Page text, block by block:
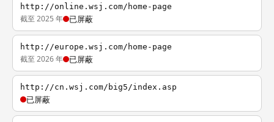
http://online.wsj.com/home-page
截至 2025 年 已屏蔽
http://europe.wsj.com/home-page
截至 2026 年 已屏蔽
http://cn.wsj.com/big5/index.asp
已屏蔽